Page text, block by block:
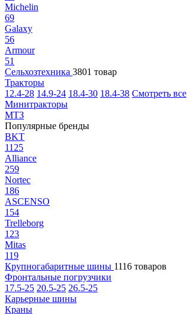
Michelin
69
Galaxy
56
Armour
51
Сельхозтехника 3801 товар
Тракторы
12.4-28 14.9-24 18.4-30 18.4-38 Смотреть все
Минитракторы
МТЗ
Популярные бренды
BKT
1125
Alliance
259
Nortec
186
ASCENSO
154
Trelleborg
123
Mitas
119
Крупногабаритные шины 1116 товаров
Фронтальные погрузчики
17.5-25 20.5-25 26.5-25
Карьерные шины
Краны